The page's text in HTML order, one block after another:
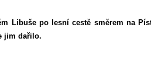
Libuše po lesní cestě směrem na
jim dařilo.